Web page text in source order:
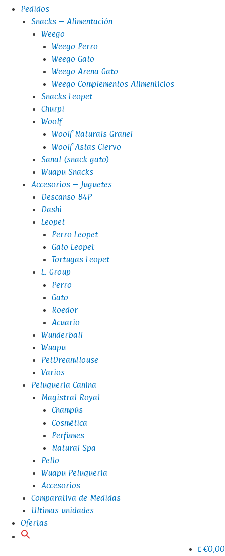
Pedidos
Snacks – Alimentación
Weego
Weego Perro
Weego Gato
Weego Arena Gato
Weego Complementos Alimenticios
Snacks Leopet
Churpi
Woolf
Woolf Naturals Granel
Woolf Astas Ciervo
Sanal (snack gato)
Wuapu Snacks
Accesorios – Juguetes
Descanso B4P
Dashi
Leopet
Perro Leopet
Gato Leopet
Tortugas Leopet
L. Group
Perro
Gato
Roedor
Acuario
Wunderball
Wuapu
PetDreamHouse
Varios
Peluqueria Canina
Magistral Royal
Champús
Cosmética
Perfumes
Natural Spa
Pello
Wuapu Peluqueria
Accesorios
Comparativa de Medidas
Ultimas unidades
Ofertas
€0,00